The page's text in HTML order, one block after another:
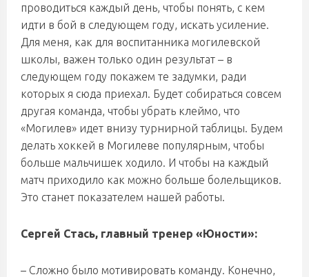
проводиться каждый день, чтобы понять, с кем
идти в бой в следующем году, искать усиление.
Для меня, как для воспитанника могилевской
школы, важен только один результат – в
следующем году покажем те задумки, ради
которых я сюда приехал. Будет собираться совсем
другая команда, чтобы убрать клеймо, что
«Могилев» идет внизу турнирной таблицы. Будем
делать хоккей в Могилеве популярным, чтобы
больше мальчишек ходило. И чтобы на каждый
матч приходило как можно больше болельщиков.
Это станет показателем нашей работы.
Сергей Стась, главный тренер «Юности»:
– Сложно было мотивировать команду. Конечно,